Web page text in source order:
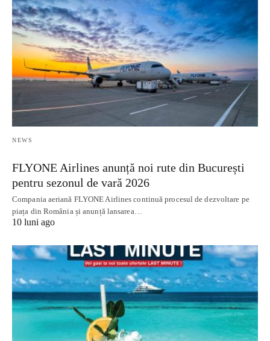
NEWS
FLYONE Airlines anunță noi rute din București
pentru sezonul de vară 2026
Compania aeriană FLYONE Airlines continuă procesul de dezvoltare pe
piața din România și anunță lansarea…
10 luni ago